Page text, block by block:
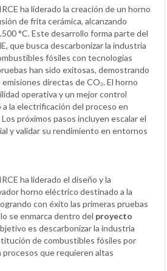
ha liderado la creación de un horno
de frita cerámica, alcanzando
°C. Este desarrollo forma parte del
que busca descarbonizar la industria
fósiles con tecnologías
han sido exitosas, demostrando
directas de CO₂. El horno
operativa y un mejor control
la electrificación del proceso en
próximos pasos incluyen escalar el
y validar su rendimiento en entornos
ha liderado el diseño y la
horno eléctrico destinado a la
con éxito las primeras pruebas
se enmarca dentro del proyecto
es descarbonizar la industria
de combustibles fósiles por
que requieren altas